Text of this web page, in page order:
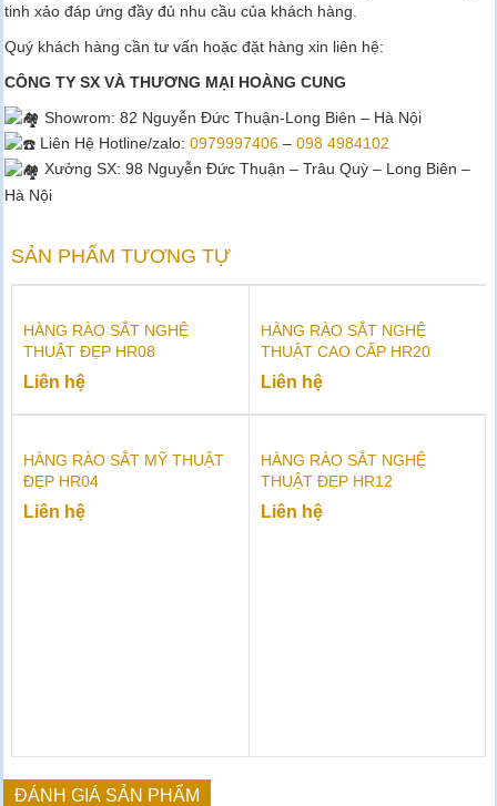
tinh xảo đáp ứng đầy đủ nhu cầu của khách hàng.
Quý khách hàng cần tư vấn hoặc đặt hàng xin liên hệ:
CÔNG TY SX VÀ THƯƠNG MẠI HOÀNG CUNG
Showrom: 82 Nguyễn Đức Thuận-Long Biên – Hà Nội
Liên Hệ Hotline/zalo: 0979997406– 098 4984102
Xưởng SX: 98 Nguyễn Đức Thuận – Trâu Quỳ – Long Biên –
Hà Nội
SẢN PHẨM TƯƠNG TỰ
HÀNG RÀO SẮT NGHỆ
THUẬT ĐẸP HR08
Liên hệ
HÀNG RÀO SẮT NGHỆ
THUẬT CAO CẤP HR20
Liên hệ
HÀNG RÀO SẮT MỸ THUẬT
ĐẸP HR04
Liên hệ
HÀNG RÀO SẮT NGHỆ
THUẬT ĐẸP HR12
Liên hệ
ĐÁNH GIÁ SẢN PHẨM